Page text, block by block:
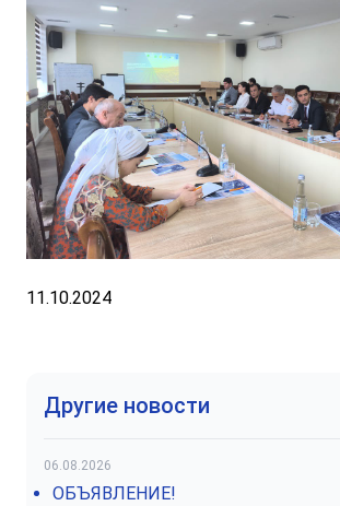
11.10.2024
Другие новости
06.08.2026
ОБЪЯВЛЕНИЕ!